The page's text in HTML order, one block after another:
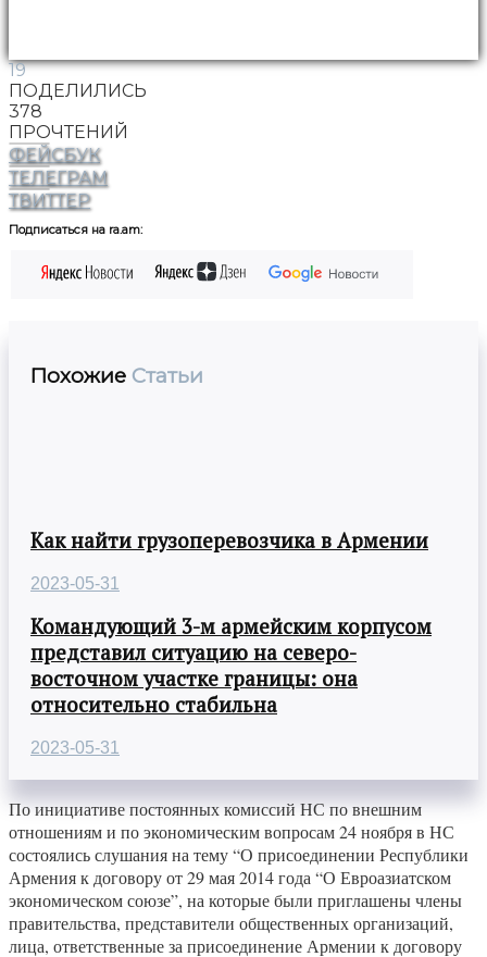
19
ПОДЕЛИЛИСЬ
378
ПРОЧТЕНИЙ
ФЕЙСБУК
ТЕЛЕГРАМ
ТВИТТЕР
Подписаться на ra.am:
Похожие Статьи
Как найти грузоперевозчика в Армении
2023-05-31
Командующий 3-м армейским корпусом
представил ситуацию на северо-
восточном участке границы: она
относительно стабильна
2023-05-31
По инициативе постоянных комиссий НС по внешним
отношениям и по экономическим вопросам 24 ноября в НС
состоялись слушания на тему “О присоединении Республики
Армения к договору от 29 мая 2014 года “О Евроазиатском
экономическом союзе”, на которые были приглашены члены
правительства, представители общественных организаций,
лица, ответственные за присоединение Армении к договору